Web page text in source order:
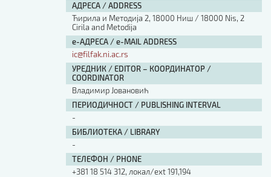
АДРЕСА / ADDRESS
Ћирила и Методија 2, 18000 Ниш / 18000 Nis, 2
Cirila and Metodija
е-АДРЕСА / e-MAIL ADDRESS
ic@filfak.ni.ac.rs
УРЕДНИК / EDITOR – КООРДИНАТОР /
COORDINATOR
Владимир Јовановић
ПЕРИОДИЧНОСТ / PUBLISHING INTERVAL
-
БИБЛИОТЕКА / LIBRARY
-
ТЕЛЕФОН / PHONE
+381 18 514 312, локал/ext 191,194